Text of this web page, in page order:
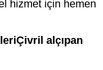
hizmet için hemen
alçıpan